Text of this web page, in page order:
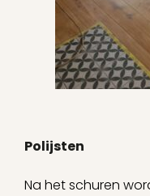
Polijsten
Na het schuren